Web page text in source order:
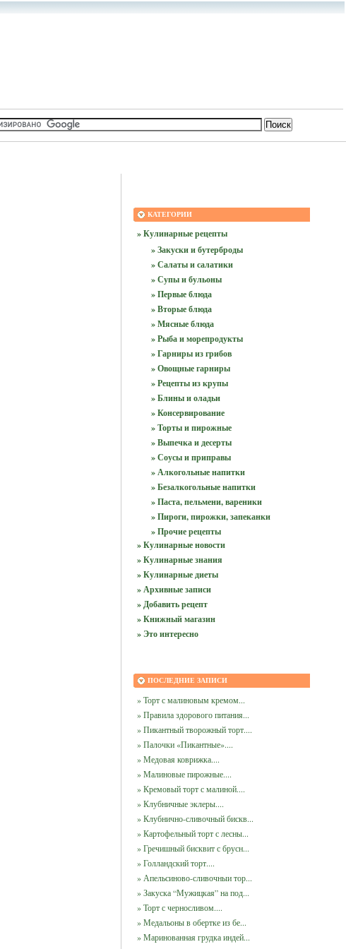
КАТЕГОРИИ
» Кулинарные рецепты
» Закуски и бутерброды
» Салаты и салатики
» Супы и бульоны
» Первые блюда
» Вторые блюда
» Мясные блюда
» Рыба и морепродукты
» Гарниры из грибов
» Овощные гарниры
» Рецепты из крупы
» Блины и оладьи
» Консервирование
» Торты и пирожные
» Выпечка и десерты
» Соусы и приправы
» Алкогольные напитки
» Безалкогольные напитки
» Паста, пельмени, вареники
» Пироги, пирожки, запеканки
» Прочие рецепты
» Кулинарные новости
» Кулинарные знания
» Кулинарные диеты
» Архивные записи
» Добавить рецепт
» Книжный магазин
» Это интересно
ПОСЛЕДНИЕ ЗАПИСИ
» Торт с малиновым кремом...
» Правила здорового питания...
» Пикантный творожный торт....
» Палочки «Пикантные»....
» Медовая коврижка....
» Малиновые пирожные....
» Кремовый торт с малиной....
» Клубничные эклеры....
» Клубнично-сливочный бискв...
» Картофельный торт с лесны...
» Гречишный бисквит с брусн...
» Голландский торт....
» Апельсиново-сливочныи тор...
» Закуска “Мужицкая” на под...
» Торт с черносливом....
» Медальоны в обертке из бе...
» Маринованная грудка индей...